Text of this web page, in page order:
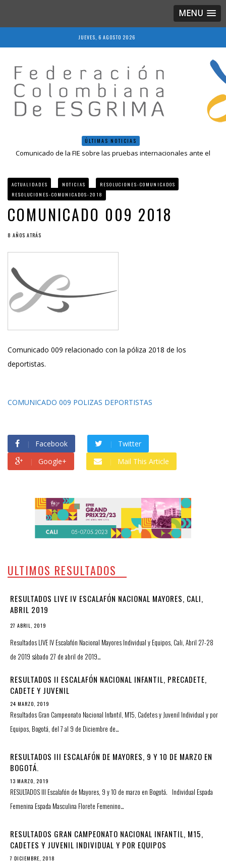
MENU
JUEVES, 6 AGOSTO 2026
ÚLTIMAS NOTICIAS
Comunicado de la FIE sobre las pruebas internacionales ante el
Resultados LIVE IV Escalafón Nacional Mayores, Cali, Abril 2019
Resolución 027 2019
Epee Grand Prix 2023 – Cali, Colombia
ACTUALIDADES NOTICIAS
RESOLUCIONES-COMUNICADOS
RESOLUCIONES-COMUNICADOS-2018
COMUNICADO 009 2018
8 AÑOS ATRÁS
Comunicado 009 relacionado con la póliza 2018 de los
deportistas.
COMUNICADO 009 POLIZAS DEPORTISTAS
Facebook
Twitter
Google+
Mail This Article
ULTIMOS RESULTADOS
RESULTADOS LIVE IV ESCALAFÓN NACIONAL MAYORES, CALI,
ABRIL 2019
27 ABRIL, 2019
Resultados LIVE IV Escalafón Nacional Mayores Individual y Equipos, Cali, Abril 27-28
de 2019 sábado 27 de abril de 2019…
RESULTADOS II ESCALAFÓN NACIONAL INFANTIL, PRECADETE,
CADETE Y JUVENIL
24 MARZO, 2019
Resultados Gran Campeonato Nacional Infantil, M15, Cadetes y Juvenil Individual y por
Equipos, Bogotá, del 7 al 9 de Diciembre de…
RESULTADOS III ESCALAFÓN DE MAYORES, 9 Y 10 DE MARZO EN
BOGOTÁ.
13 MARZO, 2019
RESULTADOS III Escalafón de Mayores, 9 y 10 de marzo en Bogotá. Individual Espada
Femenina Espada Masculina Florete Femenino…
RESULTADOS GRAN CAMPEONATO NACIONAL INFANTIL, M15,
CADETES Y JUVENIL INDIVIDUAL Y POR EQUIPOS
7 DICIEMBRE, 2018